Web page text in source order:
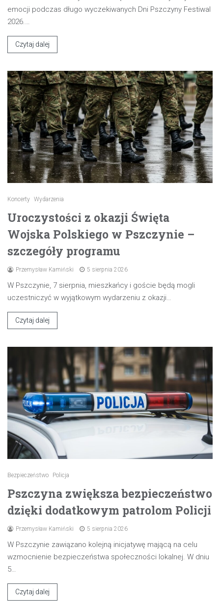
emocji podczas długo wyczekiwanych Dni Pszczyny Festiwal
2026.…
Czytaj dalej
Koncerty Wydarzenia
Uroczystości z okazji Święta
Wojska Polskiego w Pszczynie –
szczegóły programu
Przemysław Kamiński 5 sierpnia 2026
W Pszczynie, 7 sierpnia, mieszkańcy i goście będą mogli
uczestniczyć w wyjątkowym wydarzeniu z okazji…
Czytaj dalej
Bezpieczeństwo Policja
Pszczyna zwiększa bezpieczeństwo
dzięki dodatkowym patrolom Policji
Przemysław Kamiński 5 sierpnia 2026
W Pszczynie zawiązano kolejną inicjatywę mającą na celu
wzmocnienie bezpieczeństwa społeczności lokalnej. W dniu
5…
Czytaj dalej